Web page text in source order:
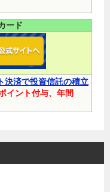
ード
決済で投資信託の積立
イント付与、年間